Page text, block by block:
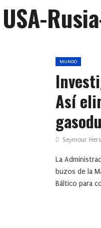
MUNDO
Así
Seymour
La
buzos de la
Báltico para